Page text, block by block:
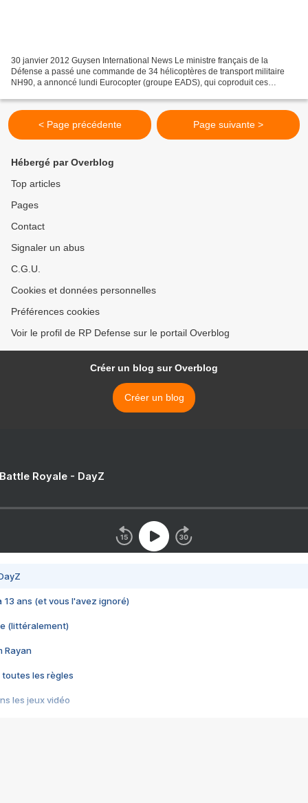
30 janvier 2012 Guysen International News Le ministre français de la
Défense a passé une commande de 34 hélicoptères de transport militaire
NH90, a annoncé lundi Eurocopter (groupe EADS), qui coproduit ces
< Page précédente Page suivante >
Hébergé par Overblog
Top articles
Pages
Contact
Signaler un abus
C.G.U.
Cookies et données personnelles
Préférences cookies
Voir le profil de RP Defense sur le portail Overblog
Créer un blog sur Overblog
Créer un blog
Royale - DayZ
13 ans (et vous l'avez ignoré)
(littéralement)
Rayan
toutes les règles
les jeux vidéo